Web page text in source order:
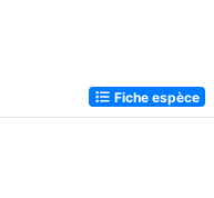
Fiche espèce